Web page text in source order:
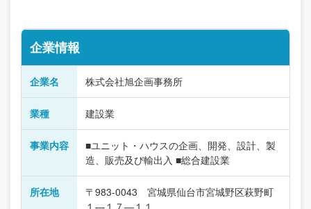
企業情報
企業名 株式会社旭企画事務所
業種 建設業
事業内容
■ユニット・ハウスの企画、開発、設計、製
造、販売及び輸出入 ■総合建設業
所在地
〒983-0043 宮城県仙台市宮城野区萩野町